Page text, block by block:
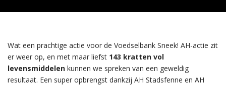
Wat een prachtige actie voor de Voedselbank Sneek! AH-actie zit
er weer op, en met maar liefst 143 kratten vol
levensmiddelen kunnen we spreken van een geweldig
resultaat. Een super opbrengst dankzij AH Stadsfenne en AH